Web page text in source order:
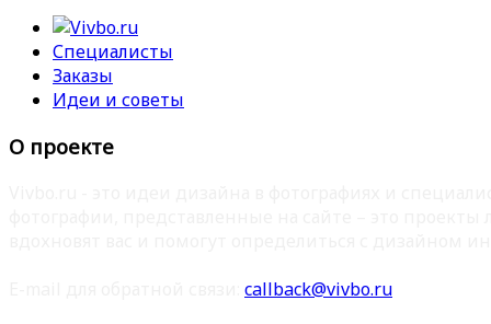
Специалисты
Заказы
Идеи и советы
О проекте
callback@vivbo.ru